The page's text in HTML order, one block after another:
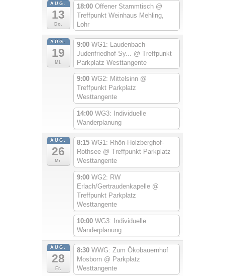
AUG.
13
Do.
18:00 Offener Stammtisch @
Treffpunkt Weinhaus Mehling,
Lohr
AUG.
19
Mi.
9:00 WG1: Laudenbach-
Judenfriedhof-Sy... @ Treffpunkt
Parkplatz Westtangente
9:00 WG2: Mittelsinn @
Treffpunkt Parkplatz
Westtangente
14:00 WG3: Individuelle
Wanderplanung
AUG.
26
Mi.
8:15 WG1: Rhön-Holzberghof-
Rothsee @ Treffpunkt Parkplatz
Westtangente
9:00 WG2: RW
Erlach/Gertraudenkapelle @
Treffpunkt Parkplatz
Westtangente
10:00 WG3: Individuelle
Wanderplanung
AUG.
28
Fr.
8:30 WWG: Zum Ökobauernhof
Mosborn @ Parkplatz
Westtangente